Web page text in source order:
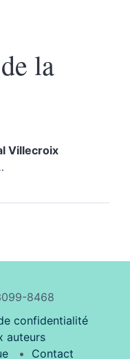
la
Villecroix
8468
confidentialité
auteurs
Contact